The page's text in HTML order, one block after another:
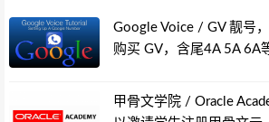
Google Voice / GV 靓号
购买 GV，含尾4A 5A 6A
甲骨文学院 / Oracle